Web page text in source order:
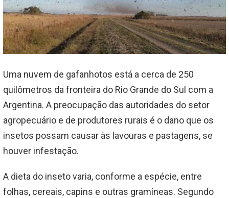
Uma nuvem de gafanhotos está a cerca de 250
quilômetros da fronteira do Rio Grande do Sul com a
Argentina. A preocupação das autoridades do setor
agropecuário e de produtores rurais é o dano que os
insetos possam causar às lavouras e pastagens, se
houver infestação.
A dieta do inseto varia, conforme a espécie, entre
folhas, cereais, capins e outras gramíneas. Segundo